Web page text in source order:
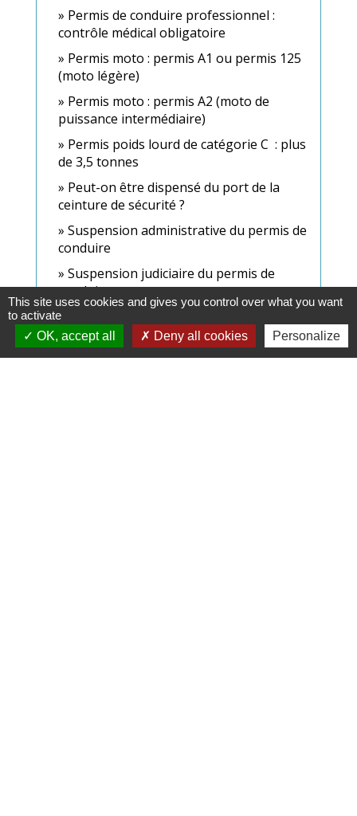
Permis de conduire professionnel :
contrôle médical obligatoire
Permis moto : permis A1 ou permis 125
(moto légère)
Permis moto : permis A2 (moto de
puissance intermédiaire)
Permis poids lourd de catégorie C : plus
de 3,5 tonnes
Peut-on être dispensé du port de la
ceinture de sécurité ?
Suspension administrative du permis de
conduire
Suspension judiciaire du permis de
conduire
Signaler une erreur sur cette page
This site uses cookies and gives you control over what you want
to activate
OK, accept all
Deny all cookies Personalize